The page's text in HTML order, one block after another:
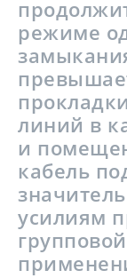
режиме
линий в
и
кабель
усилиям